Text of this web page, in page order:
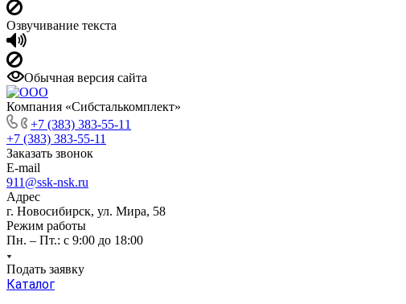
Озвучивание текста
Обычная версия сайта
Компания «Сибсталькомплект»
+7 (383) 383-55-11
+7 (383) 383-55-11
Заказать звонок
E-mail
911@ssk-nsk.ru
Адрес
г. Новосибирск, ул. Мира, 58
Режим работы
Пн. – Пт.: с 9:00 до 18:00
Подать заявку
Каталог